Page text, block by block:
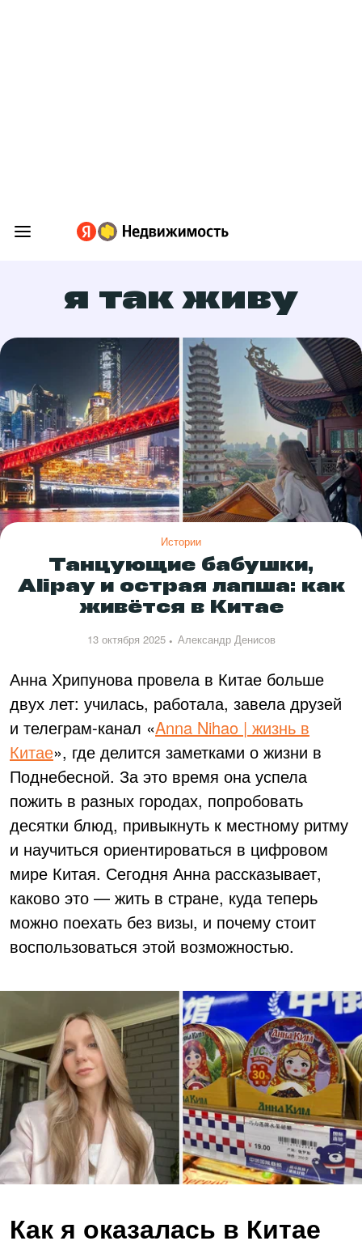
я так живу
Истории
Танцующие бабушки,
Alipay и острая лапша: как
живётся в Китае
13 октября 2025 Александр Денисов
Анна Хрипунова провела в Китае больше
двух лет: училась, работала, завела друзей
и телеграм-канал «Anna Nihao | жизнь в
Китае», где делится заметками о жизни в
Поднебесной. За это время она успела
пожить в разных городах, попробовать
десятки блюд, привыкнуть к местному ритму
и научиться ориентироваться в цифровом
мире Китая. Сегодня Анна рассказывает,
каково это — жить в стране, куда теперь
можно поехать без визы, и почему стоит
воспользоваться этой возможностью.
Как я оказалась в Китае